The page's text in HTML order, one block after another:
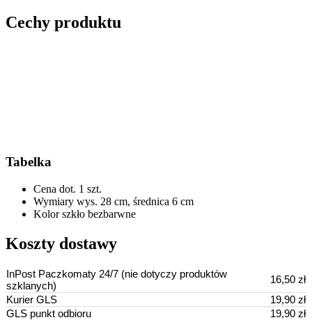
Cechy produktu
Tabelka
Cena dot. 1 szt.
Wymiary wys. 28 cm, średnica 6 cm
Kolor szkło bezbarwne
Koszty dostawy
InPost Paczkomaty 24/7 (nie dotyczy produktów
szklanych)
16,50 zł
Kurier GLS
19,90 zł
GLS punkt odbioru
19,90 zł